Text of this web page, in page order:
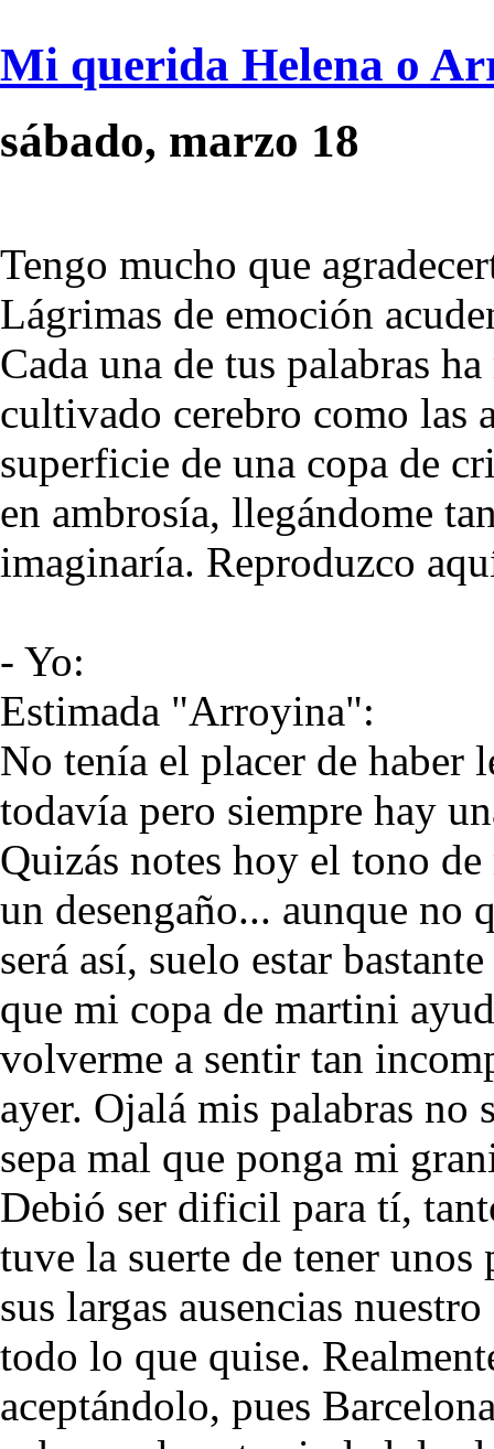
Mi querida Helena o
sábado, marzo 18
Tengo mucho que
Lágrimas de emoción
Cada una de tus palabras
cultivado cerebro como las
superficie de una copa de
en ambrosía, llegándome
imaginaría. Reproduzco
- Yo:
Estimada "Arroyina":
No tenía el placer de haber
todavía pero siempre hay
Quizás notes hoy el tono
un desengaño... aunque no
será así, suelo estar
que mi copa de martini
volverme a sentir tan
ayer. Ojalá mis palabras no
sepa mal que ponga mi
Debió ser dificil para tí,
tuve la suerte de tener
sus largas ausencias
todo lo que quise.
aceptándolo, pues